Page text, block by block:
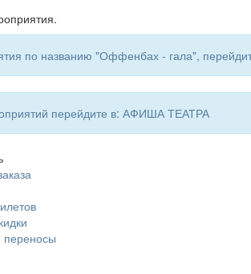
по названию "Оффенбах - гала",
перейдите в: АФИША ТЕАТРА